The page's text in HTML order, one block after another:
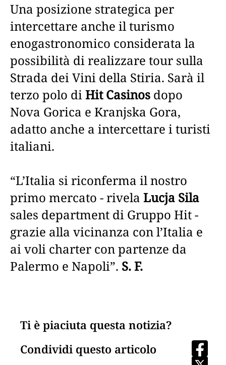
Una posizione strategica per
intercettare anche il turismo
enogastronomico considerata la
possibilità di realizzare tour sulla
Strada dei Vini della Stiria. Sarà il
terzo polo diHit Casinos dopo
Nova Gorica e Kranjska Gora,
adatto anche a intercettare i turisti
italiani.
“L’Italia si riconferma il nostro
primo mercato - rivela Lucja Sila
sales department di Gruppo Hit -
grazie alla vicinanza con l’Italia e
ai voli charter con partenze da
Palermo e Napoli”. S. F.
Ti è piaciuta questa notizia?
Condividi questo articolo